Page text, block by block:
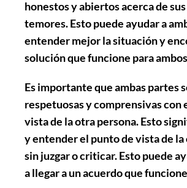
honestos y abiertos acerca de
temores. Esto puede ayudar a
entender mejor la situación y
solución que funcione para
Es importante que ambas partes
respetuosas y comprensivas con
vista de la otra persona. Esto
y entender el punto de vista de
sin juzgar o criticar. Esto puede
a llegar a un acuerdo que